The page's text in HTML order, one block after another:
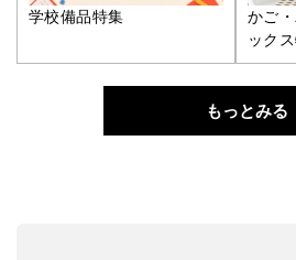
学校備品特集
かご
ック
もっとみる